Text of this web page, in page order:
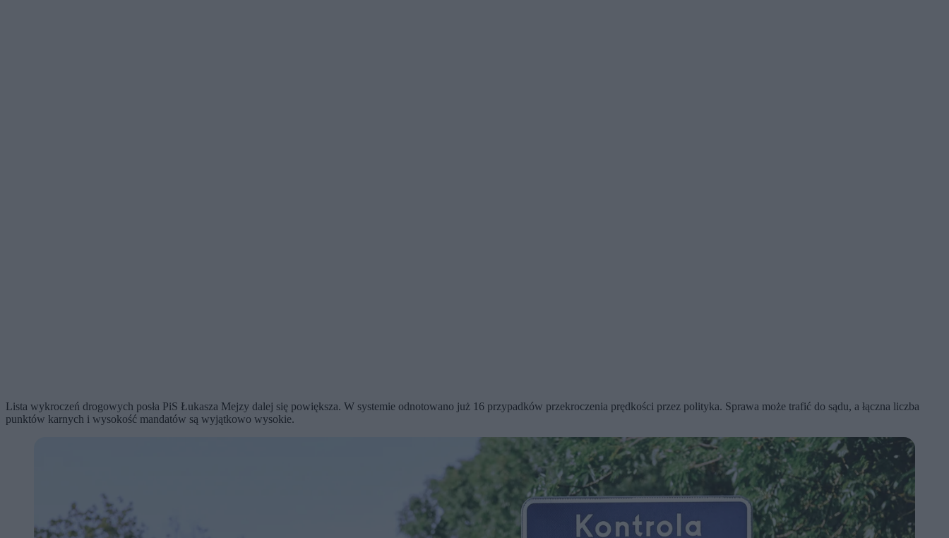
Lista wykroczeń drogowych posła PiS Łukasza Mejzy dalej się powiększa. W systemie odnotowano już 16 przypadków przekroczenia prędkości przez polityka. Sprawa może trafić do sądu, a łączna liczba
punktów karnych i wysokość mandatów są wyjątkowo wysokie.